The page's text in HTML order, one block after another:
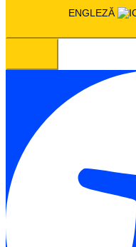
ENGLEZĂ